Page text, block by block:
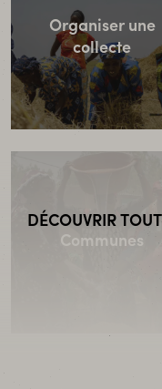
Organiser une
collecte
Communes
DÉCOUVRIR